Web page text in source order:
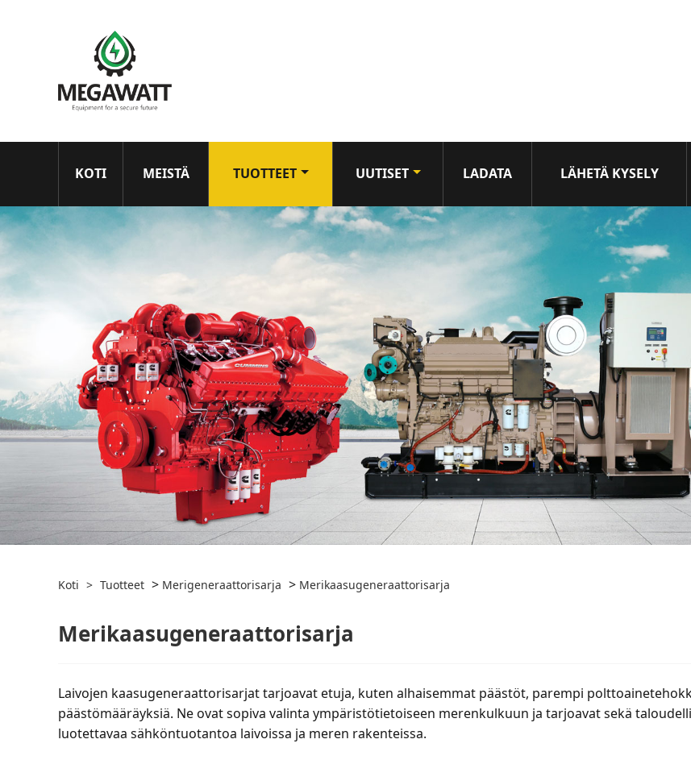
KOTI MEISTÄ TUOTTEET UUTISET LADATA LÄHETÄ KYSELY
Koti > Tuotteet > Merigeneraattorisarja > Merikaasugeneraattorisarja
Merikaasugeneraattorisarja
Laivojen kaasugeneraattorisarjat tarjoavat etuja, kuten alhaisemmat päästöt, parempi
päästömääräyksiä. Ne ovat sopiva valinta ympäristötietoiseen merenkulkuun ja tarjoavat sekä
luotettavaa sähköntuotantoa laivoissa ja meren rakenteissa.